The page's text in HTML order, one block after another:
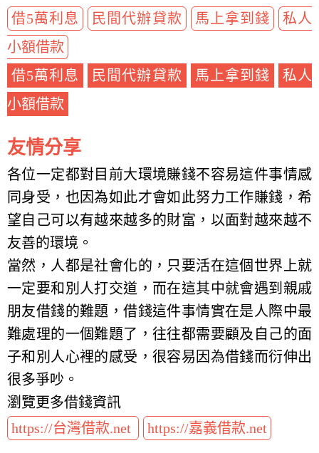
借5萬利息 民間代辦貸款 馬上拿到錢
私人
小額借款
借5萬利息
民間代辦貸款 馬上拿到錢
私人
小額借款
友情分享
各位一定都對目前大環境賺錢不容易這件事情感
同身受，也因為如此才會如此努力工作賺錢，希
望自己可以有越來越多的財富，以面對越來越不
友善的環境。
當然，人都是社會化的，只要活在這個世界上就
一定要和別人打交道，而在這其中就會遇到親戚
朋友借錢的難題，借錢這件事情實在是人際中最
難處理的一個難題了，往往都需要顧及自己的面
子和別人心裡的感受，很容易因為借錢而衍伸出
很多爭吵。
瀏覽更多借錢資訊
https://台灣借款.net
https://嘉義借款.net